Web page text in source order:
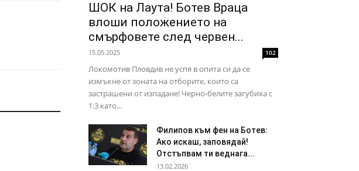
ШОК на Лаута! Ботев Враца
влоши положението на
смърфовете след червен...
15.05.2025 102
Локомотив Пловдив не успя в опита си да се
измъкне от зоната на отборите, които са
застрашени от изпадане! Черно-белите загубиха с
1:3 като...
Филипов към фен на Ботев:
Ако искаш, заповядай!
Отстъпвам ти веднага...
13.02.2026